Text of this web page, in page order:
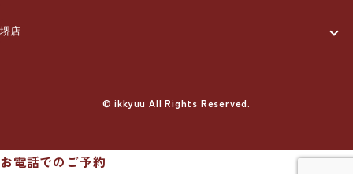
お問い合わせ
採用情報
お知らせ
ブログ
お問い合わせ
出張エリア
採用情報
メニュー/料金
ご利用の流れ
一休について
堺店
© ikkyuu All Rights Reserved.
お電話でのご予約